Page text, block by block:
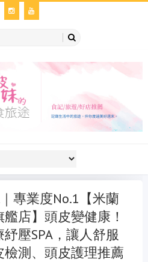
專業度No.1【米蘭
店】頭皮變健康！
壓SPA，讓人舒服
測、頭皮護理推薦